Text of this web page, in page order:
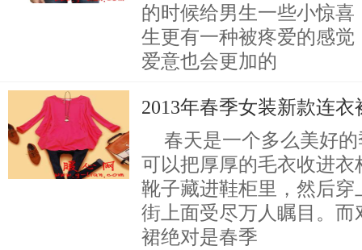
的时候给男生一些小惊
生更有一种被疼爱的感
爱意也会更加的
2013年春季女装新款连
春天是一个多么美好
可以把厚厚的毛衣收进
靴子藏进鞋柜里，然后
街上面受尽万人瞩目。
裙绝对是春季